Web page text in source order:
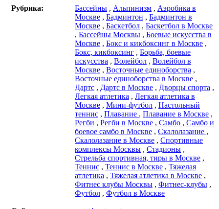
Рубрика:
Бассейны , Альпинизм , Аэробика в
Москве , Бадминтон , Бадминтон в
Москве , Баскетбол , Баскетбол в Москве
, Бассейны Москвы , Боевые искусства в
Москве , Бокс и кикбоксинг в Москве ,
Бокс, кикбоксинг , Борьба, боевые
искусства , Волейбол , Волейбол в
Москве , Восточные единоборства ,
Восточные единоборства в Москве ,
Дартс , Дартс в Москве , Дворцы спорта ,
Легкая атлетика , Легкая атлетика в
Москве , Мини-футбол , Настольный
теннис , Плавание , Плавание в Москве ,
Регби , Регби в Москве , Самбо , Самбо и
боевое самбо в Москве , Скалолазание ,
Скалолазание в Москве , Спортивные
комплексы Москвы , Стадионы ,
Стрельба спортивная, тиры в Москве ,
Теннис , Теннис в Москве , Тяжелая
атлетика , Тяжелая атлетика в Москве ,
Фитнес клубы Москвы , Фитнес-клубы ,
Футбол , Футбол в Москве